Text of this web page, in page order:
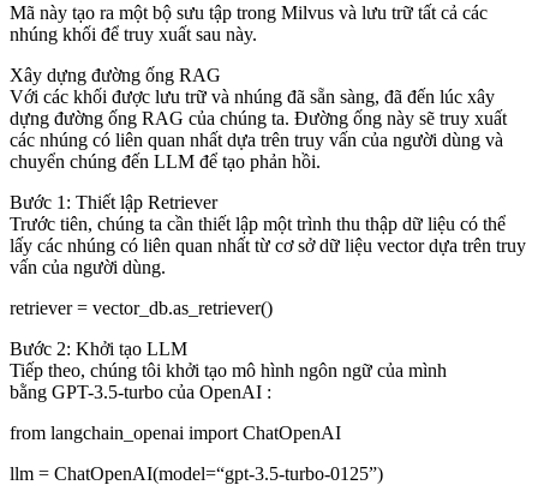
Mã này tạo ra một bộ sưu tập trong Milvus và lưu trữ tất cả các
nhúng khối để truy xuất sau này.
Xây dựng đường ống RAG
Với các khối được lưu trữ và nhúng đã sẵn sàng, đã đến lúc xây
dựng đường ống RAG của chúng ta. Đường ống này sẽ truy xuất
các nhúng có liên quan nhất dựa trên truy vấn của người dùng và
chuyển chúng đến LLM để tạo phản hồi.
Bước 1: Thiết lập Retriever
Trước tiên, chúng ta cần thiết lập một trình thu thập dữ liệu có thể
lấy các nhúng có liên quan nhất từ ​​cơ sở dữ liệu vector dựa trên truy
vấn của người dùng.
retriever = vector_db.as_retriever()
Bước 2: Khởi tạo LLM
Tiếp theo, chúng tôi khởi tạo mô hình ngôn ngữ của mình
bằng GPT-3.5-turbo của OpenAI :
from langchain_openai import ChatOpenAI
llm = ChatOpenAI(model=“gpt-3.5-turbo-0125”)